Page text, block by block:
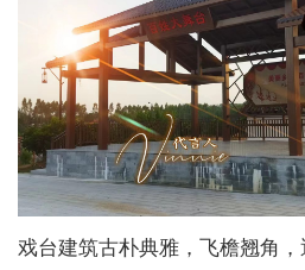
戏台建筑古朴典雅，飞檐翘角